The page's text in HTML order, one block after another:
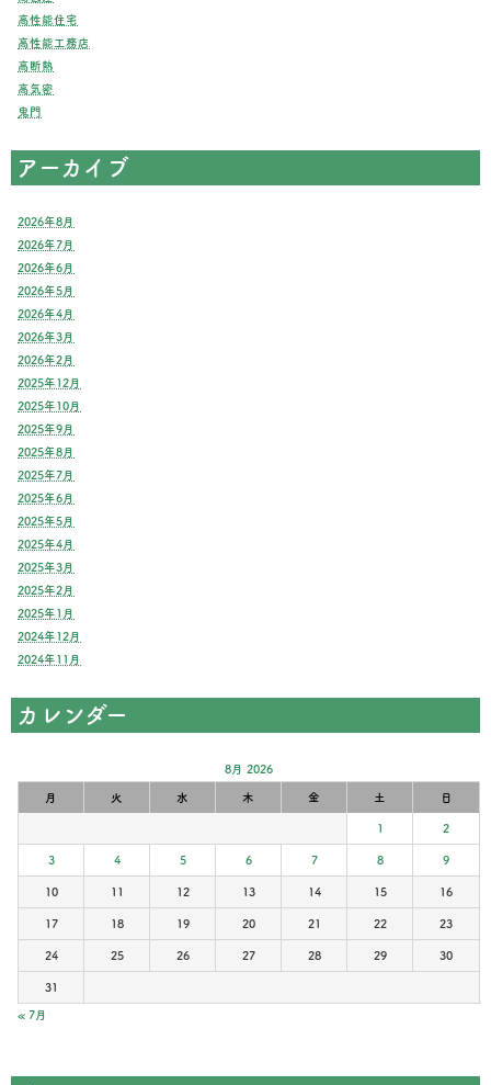
高性能住宅
高性能工務店
高断熱
高気密
鬼門
アーカイブ
2026年8月
2026年7月
2026年6月
2026年5月
2026年4月
2026年3月
2026年2月
2025年12月
2025年10月
2025年9月
2025年8月
2025年7月
2025年6月
2025年5月
2025年4月
2025年3月
2025年2月
2025年1月
2024年12月
2024年11月
カレンダー
8月 2026
月 火 水 木 金 土 日
1 2
3 4 5 6 7 8 9
10 11 12 13 14 15 16
17 18 19 20 21 22 23
24 25 26 27 28 29 30
31
« 7月